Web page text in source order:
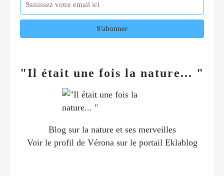
"Il était une fois la nature... "
Blog sur la nature et ses merveilles
Voir le profil de Vérona sur le portail Eklablog